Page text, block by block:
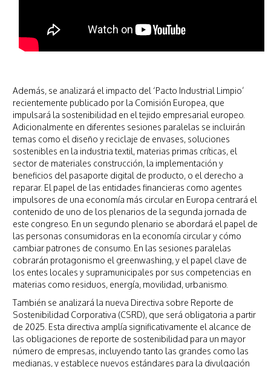
Además, se analizará el impacto del ‘Pacto Industrial Limpio’
recientemente publicado por la Comisión Europea, que
impulsará la sostenibilidad en el tejido empresarial europeo.
Adicionalmente en diferentes sesiones paralelas se incluirán
temas como el diseño y reciclaje de envases, soluciones
sostenibles en la industria textil, materias primas críticas, el
sector de materiales construcción, la implementación y
beneficios del pasaporte digital de producto, o el derecho a
reparar. El papel de las entidades financieras como agentes
impulsores de una economía más circular en Europa centrará el
contenido de uno de los plenarios de la segunda jornada de
este congreso. En un segundo plenario se abordará el papel de
las personas consumidoras en la economía circular y cómo
cambiar patrones de consumo. En las sesiones paralelas
cobrarán protagonismo el greenwashing, y el papel clave de
los entes locales y supramunicipales por sus competencias en
materias como residuos, energía, movilidad, urbanismo.
También se analizará la nueva Directiva sobre Reporte de
Sostenibilidad Corporativa (CSRD), que será obligatoria a partir
de 2025. Esta directiva amplía significativamente el alcance de
las obligaciones de reporte de sostenibilidad para un mayor
número de empresas, incluyendo tanto las grandes como las
medianas, y establece nuevos estándares para la divulgación